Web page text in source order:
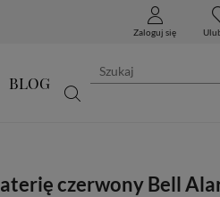
Zaloguj się
BLOG
czerwony Bell